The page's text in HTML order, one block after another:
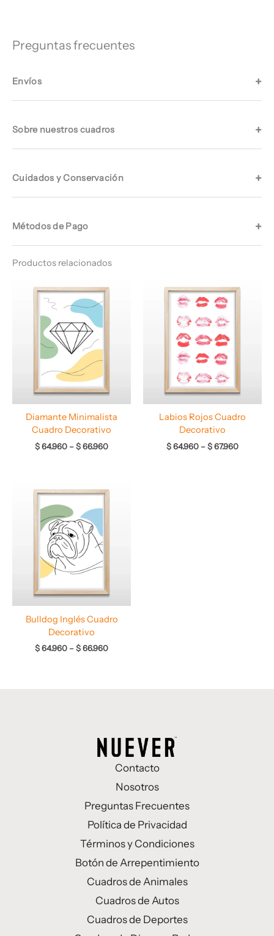
Preguntas frecuentes
Envíos
Sobre nuestros cuadros
Cuidados y Conservación
Métodos de Pago
Productos relacionados
Diamante Minimalista
Cuadro Decorativo
$64.960 –$66.960
de
Labios Rojos Cuadro
Decorativo
$64.960 –$67.960
de
Bulldog Inglés Cuadro
Decorativo
$64.960 –$66.960
de
Contacto
Nosotros
Preguntas Frecuentes
Política de Privacidad
Términos y Condiciones
Botón de Arrepentimiento
Cuadros de Animales
Cuadros de Autos
Cuadros de Deportes